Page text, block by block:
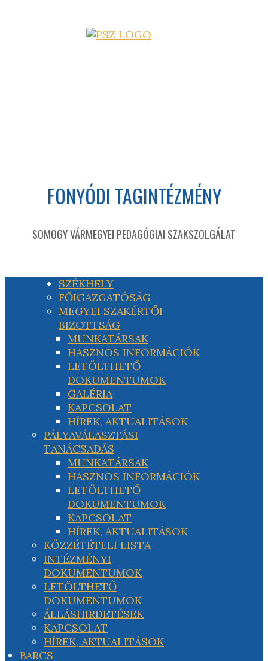
FONYÓDI TAGINTÉZMÉNY
SOMOGY VÁRMEGYEI PEDAGÓGIAI SZAKSZOLGÁLAT
SZÉKHELY
FŐIGAZGATÓSÁG
MEGYEI SZAKÉRTŐI
BIZOTTSÁG
MUNKATÁRSAK
HASZNOS INFORMÁCIÓK
LETÖLTHETŐ
DOKUMENTUMOK
GALÉRIA
KAPCSOLAT
HÍREK, AKTUALITÁSOK
PÁLYAVÁLASZTÁSI
TANÁCSADÁS
MUNKATÁRSAK
HASZNOS INFORMÁCIÓK
LETÖLTHETŐ
DOKUMENTUMOK
KAPCSOLAT
HÍREK, AKTUALITÁSOK
KÖZZÉTÉTELI LISTA
INTÉZMÉNYI
DOKUMENTUMOK
LETÖLTHETŐ
DOKUMENTUMOK
ÁLLÁSHIRDETÉSEK
KAPCSOLAT
HÍREK, AKTUALITÁSOK
BARCS